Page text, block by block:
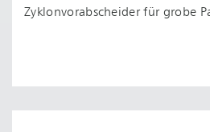
Zy­klon­vor­ab­schei­der für grobe